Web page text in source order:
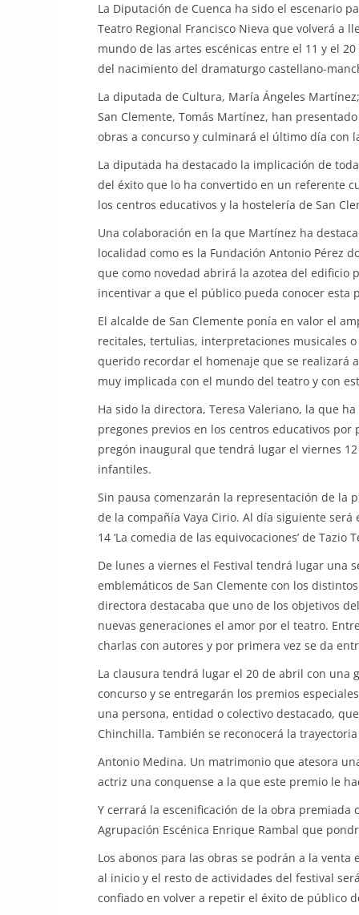
La Diputación de Cuenca ha sido el escenario
Teatro Regional Francisco Nieva que volverá a
mundo de las artes escénicas entre el 11 y el
del nacimiento del dramaturgo castellano-
La diputada de Cultura, María Ángeles
San Clemente, Tomás Martínez, han
obras a concurso y culminará el último día con
La diputada ha destacado la implicación de
del éxito que lo ha convertido en un referente
los centros educativos y la hostelería de San
Una colaboración en la que Martínez ha
localidad como es la Fundación Antonio Pérez
que como novedad abrirá la azotea del edificio
incentivar a que el público pueda conocer esta
El alcalde de San Clemente ponía en valor el
recitales, tertulias, interpretaciones musicales
querido recordar el homenaje que se realizará
muy implicada con el mundo del teatro y con
Ha sido la directora, Teresa Valeriano, la que
pregones previos en los centros educativos
pregón inaugural que tendrá lugar el viernes
infantiles.
Sin pausa comenzarán la representación de la
de la compañía Vaya Cirio. Al día siguiente será
14 ‘La comedia de las equivocaciones’ de Tazio
De lunes a viernes el Festival tendrá lugar una
emblemáticos de San Clemente con los
directora destacaba que uno de los objetivos
nuevas generaciones el amor por el teatro.
charlas con autores y por primera vez se da
La clausura tendrá lugar el 20 de abril con una
concurso y se entregarán los premios
una persona, entidad o colectivo destacado,
Chinchilla. También se reconocerá la
Antonio Medina. Un matrimonio que atesora
actriz una conquense a la que este premio le
Y cerrará la escenificación de la obra premiada
Agrupación Escénica Enrique Rambal que
Los abonos para las obras se podrán a la
al inicio y el resto de actividades del festival
confiado en volver a repetir el éxito de público